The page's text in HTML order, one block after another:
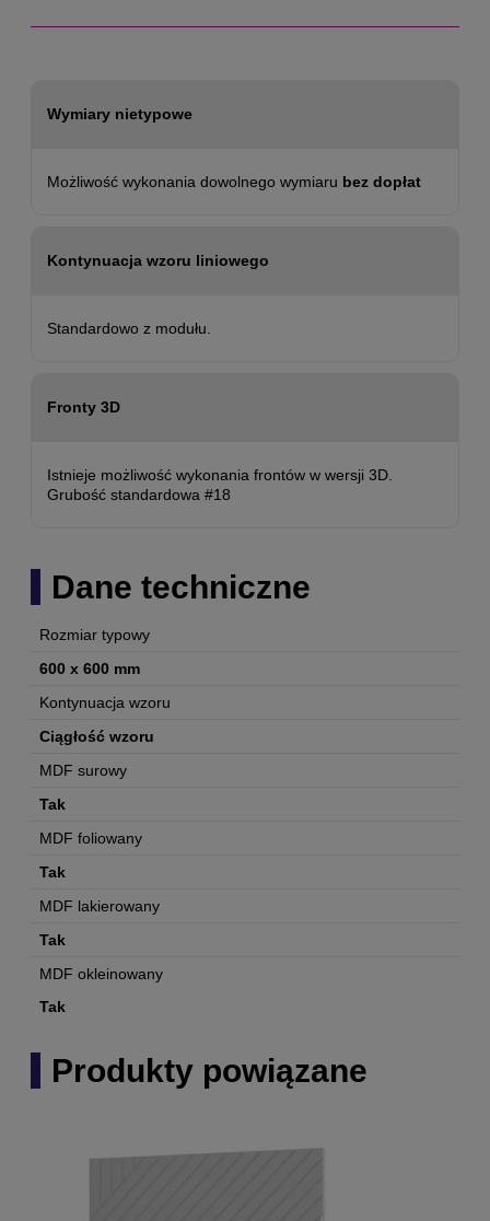
Wymiary nietypowe
Możliwość wykonania dowolnego wymiaru bez dopłat
Kontynuacja wzoru liniowego
Standardowo z modułu.
Fronty 3D
Istnieje możliwość wykonania frontów w wersji 3D.
Grubość standardowa #18
Dane techniczne
Rozmiar typowy
600 x 600 mm
Kontynuacja wzoru
Ciągłość wzoru
MDF surowy
Tak
MDF foliowany
Tak
MDF lakierowany
Tak
MDF okleinowany
Tak
Produkty powiązane